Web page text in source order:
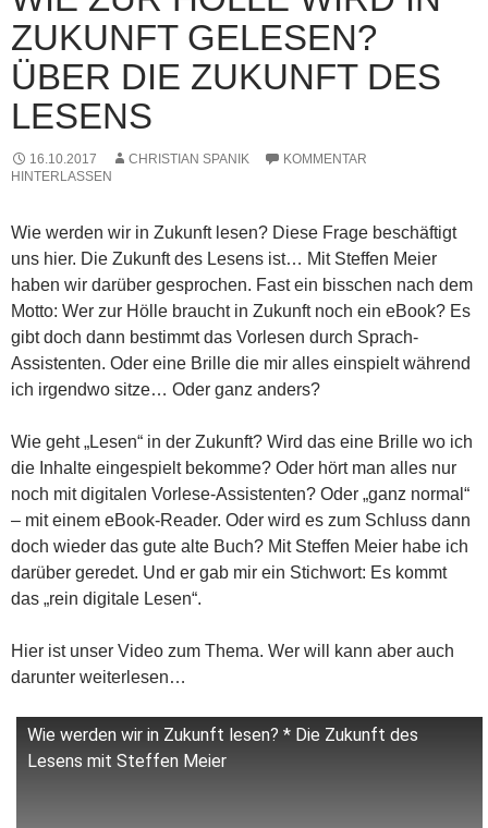
ZUKUNFT GELESEN?
ÜBER DIE ZUKUNFT DES
LESENS
16.10.2017 CHRISTIAN SPANIK
KOMMENTAR
HINTERLASSEN
Wie werden wir in Zukunft lesen? Diese Frage beschäftigt
uns hier. Die Zukunft des Lesens ist… Mit Steffen Meier
haben wir darüber gesprochen. Fast ein bisschen nach dem
Motto: Wer zur Hölle braucht in Zukunft noch ein eBook? Es
gibt doch dann bestimmt das Vorlesen durch Sprach-
Assistenten. Oder eine Brille die mir alles einspielt während
ich irgendwo sitze… Oder ganz anders?
Wie geht „Lesen“ in der Zukunft? Wird das eine Brille wo ich
die Inhalte eingespielt bekomme? Oder hört man alles nur
noch mit digitalen Vorlese-Assistenten? Oder „ganz normal“
– mit einem eBook-Reader. Oder wird es zum Schluss dann
doch wieder das gute alte Buch? Mit Steffen Meier habe ich
darüber geredet. Und er gab mir ein Stichwort: Es kommt
das „rein digitale Lesen“.
Hier ist unser Video zum Thema. Wer will kann aber auch
darunter weiterlesen…
Wie werden wir in Zukunft lesen? * Die Zukunft des
Lesens mit Steffen Meier